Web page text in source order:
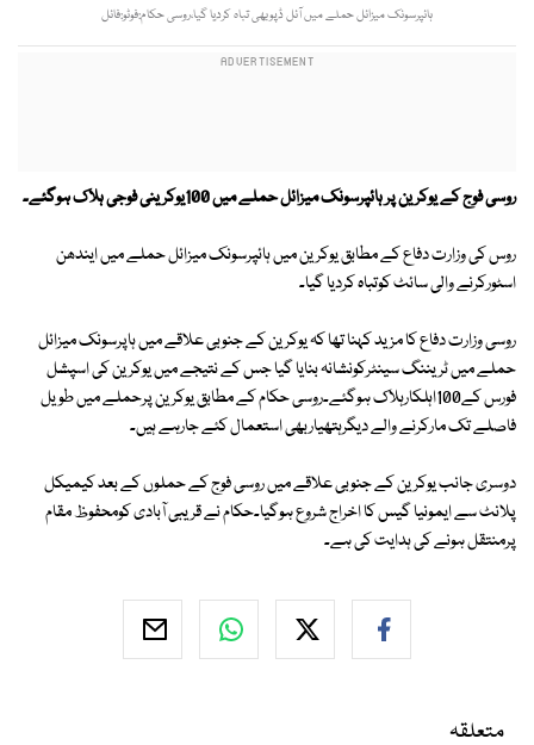
ہائپرسونک میزائل حملے میں آئل ڈپوبھی تباہ کردیا گیا،روسی حکام:فوٹو:فائل
روسی فوج کے یوکرین پر ہائپرسونک میزائل حملے میں 100یوکرینی فوجی ہلاک ہوگئے۔
روس کی وزارت دفاع کے مطابق یوکرین میں ہائپرسونک میزائل حملے میں ایندھن
اسٹورکرنے والی سائٹ کوتباہ کردیا گیا۔
روسی وزارت دفاع کا مزید کہنا تھا کہ یوکرین کے جنوبی علاقے میں ہاپرسونک میزائل
حملے میں ٹریننگ سینٹرکونشانہ بنایا گیا جس کے نتیجے میں یوکرین کی اسپشل
فورس کے100اہلکارہلاک ہوگئے۔روسی حکام کے مطابق یوکرین پرحملے میں طویل
فاصلے تک مارکرنے والے دیگرہتھیاربھی استعمال کئے جارہے ہیں۔
دوسری جانب یوکرین کے جنوبی علاقے میں روسی فوج کے حملوں کے بعد کیمیکل
پلانٹ سے ایمونیا گیس کا اخراج شروع ہوگیا۔حکام نے قریبی آبادی کومحفوظ مقام
پرمنتقل ہونے کی ہدایت کی ہے۔
متعلقہ